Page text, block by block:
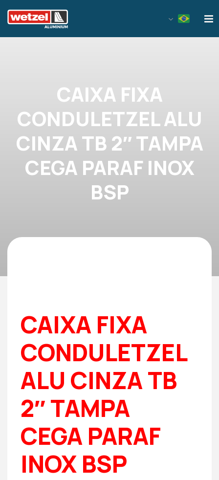
CAIXA FIXA
CONDULETZEL ALU
CINZA TB 2″ TAMPA
CEGA PARAF INOX
BSP
CAIXA FIXA
CONDULETZEL
ALU CINZA TB
2″ TAMPA
CEGA PARAF
INOX BSP